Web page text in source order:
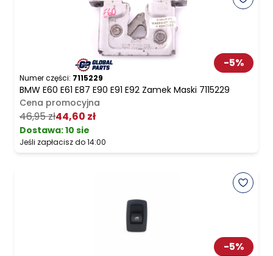
-5%
Numer części: 7115229
BMW E60 E61 E87 E90 E91 E92 Zamek Maski 7115229
Cena promocyjna
46,95 zł44,60 zł
Dostawa:10 sie
Jeśli zapłacisz do 14:00
-5%